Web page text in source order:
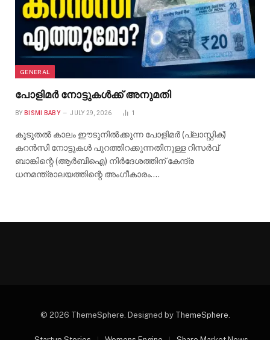
GENERAL
പോളിമർ നോട്ടുകൾക്ക് അനുമതി
BY BISMI BABY JULY 29, 2026 1
കൂടുതൽ കാലം ഈടുനിൽക്കുന്ന പോളിമർ (പ്ലാസ്റ്റിക്)
കറൻസി നോട്ടുകൾ പുറത്തിറക്കുന്നതിനുള്ള റിസർവ്
ബാങ്കിന്റെ (ആർബിഐ) നിർദേശത്തിന് കേന്ദ്ര
ധനമന്ത്രാലയത്തിന്റെ അംഗീകാരം.…
© 2026 ThemeSphere. Designed by ThemeSphere